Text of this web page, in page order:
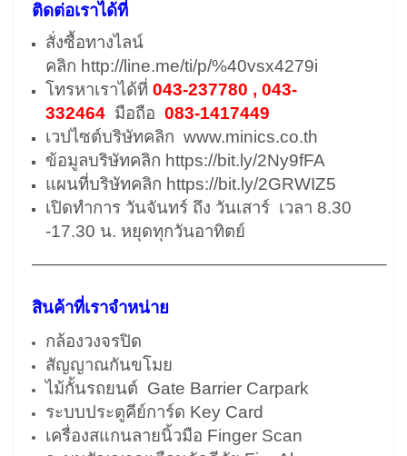
ติดต่อเราได้ที่
สั่งซื้อทางไลน์
คลิก http://line.me/ti/p/%40vsx4279i
โทรหาเราได้ที่ 043-237780 , 043-
332464 มือถือ 083-1417449
เวปไซต์บริษัทคลิก www.minics.co.th
ข้อมูลบริษัทคลิก https://bit.ly/2Ny9fFA
แผนที่บริษัทคลิก https://bit.ly/2GRWIZ5
เปิดทำการ วันจันทร์ ถึง วันเสาร์ เวลา 8.30
-17.30 น. หยุดทุกวันอาทิตย์
————————————————————–
สินค้าที่เราจำหน่าย
กล้องวงจรปิด
สัญญาณกันขโมย
ไม้กั้นรถยนต์ Gate Barrier Carpark
ระบบประตูคีย์การ์ด Key Card
เครื่องสแกนลายนิ้วมือ Finger Scan